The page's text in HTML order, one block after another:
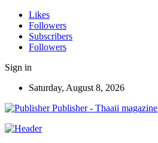
Likes
Followers
Subscribers
Followers
Sign in
Saturday, August 8, 2026
Publisher - Thaaii magazine